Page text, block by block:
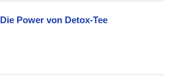
Die Power von Detox-Tee